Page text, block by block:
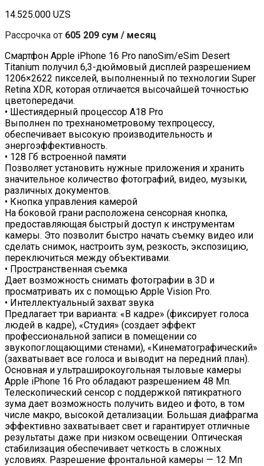
14.525.000 UZS
Рассрочка от 605 209 сум / месяц
Смартфон Apple iPhone 16 Pro nanoSim/eSim Desert
Titanium получил 6,3-дюймовый дисплей разрешением
1206×2622 пикселей, выполненный по технологии Super
Retina XDR, которая отличается высочайшей точностью
цветопередачи.
• Шестиядерный процессор А18 Pro
Выполнен по трехнанометровому техпроцессу,
обеспечивает высокую производительность и
энергоэффективность.
• 128 Гб встроенной памяти
Позволяет установить нужные приложения и хранить
значительное количество фотографий, видео, музыки,
различных документов.
• Кнопка управления камерой
На боковой грани расположена сенсорная кнопка,
предоставляющая быстрый доступ к инструментам
камеры. Это позволит быстро начать съемку видео или
сделать снимок, настроить зум, резкость, экспозицию,
переключиться между объективами.
• Пространственная съемка
Дает возможность снимать фотографии в 3D и
просматривать их с помощью Apple Vision Pro.
• Интеллектуальный захват звука
Предлагает три варианта: «В кадре» (фиксирует голоса
людей в кадре), «Студия» (создает эффект
профессиональной записи в помещении со
звукопоглощающими стенами), «Кинематографический»
(захватывает все голоса и выводит на передний план).
Основная и ультраширокоугольная тыловые камеры
Apple iPhone 16 Pro обладают разрешением 48 Мп.
Телескопический сенсор с поддержкой пятикратного
зума дает возможность получить видео и фото, в том
числе макро, высокой детализации. Большая диафрагма
эффективно захватывает свет и гарантирует отличные
результаты даже при низком освещении. Оптическая
стабилизация обеспечивает четкость в сложных
условиях. Разрешение фронтальной камеры — 12 Мп